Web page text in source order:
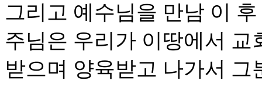
그리고 예수님을 만남 이
주님은 우리가 이땅에서
받으며 양육받고 나가서